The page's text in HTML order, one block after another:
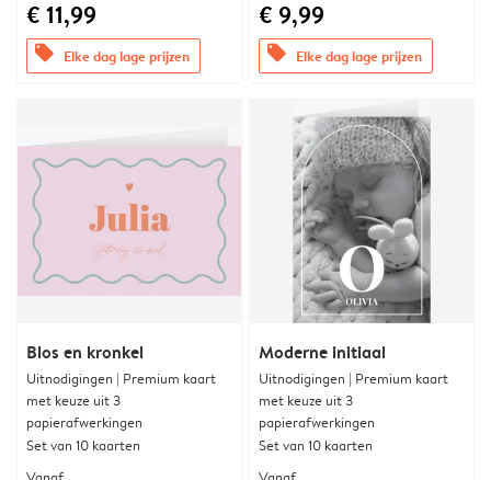
€ 11,99
offers Elke dag lage prijzen
€ 9,99
offers Elke dag lage prijzen
Blos en kronkel
Uitnodigingen | Premium kaart
met keuze uit 3
papierafwerkingen
Set van 10 kaarten
Moderne initiaal
Uitnodigingen | Premium kaart
met keuze uit 3
papierafwerkingen
Set van 10 kaarten